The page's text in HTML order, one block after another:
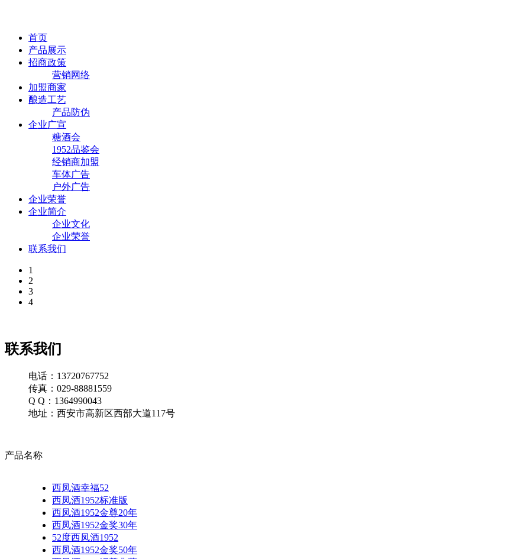
首页
产品展示
招商政策
营销网络
加盟商家
酿造工艺
产品防伪
企业广宣
糖酒会
1952品鉴会
经销商加盟
车体广告
户外广告
企业荣誉
企业简介
企业文化
企业荣誉
联系我们
1
2
3
4
联系我们
电话：13720767752
传真：029-88881559
Q Q：1364990043
地址：西安市高新区西部大道117号
产品名称
西凤酒幸福52
西凤酒1952标准版
西凤酒1952金尊20年
西凤酒1952金奖30年
52度西凤酒1952
西凤酒1952金奖50年